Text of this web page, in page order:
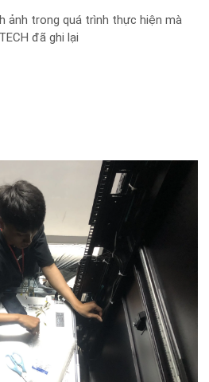
ảnh trong quá trình thực hiện mà
đã ghi lại